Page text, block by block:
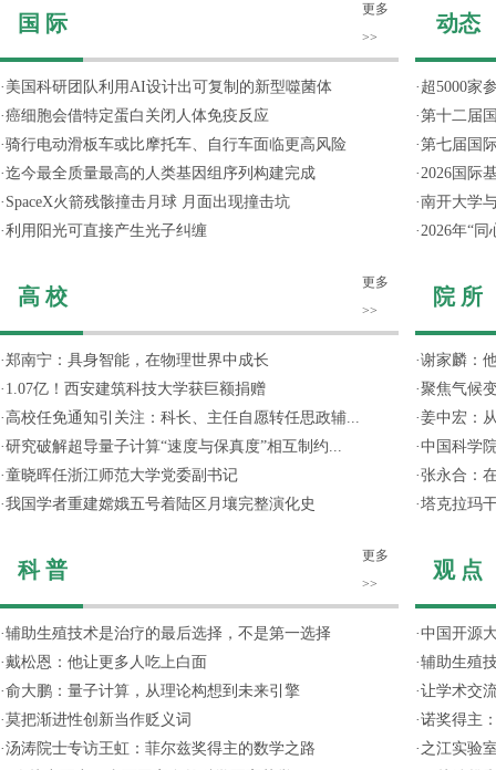
国 际
更多
>>
· 美国科研团队利用AI设计出可复制的新型噬菌体
·癌细胞会借特定蛋白关闭人体免疫反应
·骑行电动滑板车或比摩托车、自行车面临更高风险
·迄今最全质量最高的人类基因组序列构建完成
· SpaceX火箭残骸撞击月球 月面出现撞击坑
·利用阳光可直接产生光子纠缠
高 校
更多
>>
·郑南宁：具身智能，在物理世界中成长
· 1.07亿！西安建筑科技大学获巨额捐赠
· 高校任免通知引关注：科长、主任自愿转任思政辅...
·研究破解超导量子计算“速度与保真度”相互制约...
·童晓晖任浙江师范大学党委副书记
·我国学者重建嫦娥五号着陆区月壤完整演化史
科 普
更多
>>
·辅助生殖技术是治疗的最后选择，不是第一选择
·戴松恩：他让更多人吃上白面
·俞大鹏：量子计算，从理论构想到未来引擎
·莫把渐进性创新当作贬义词
·汤涛院士专访王虹：菲尔兹奖得主的数学之路
动态
· 超5000家
·第十二届
·第七届国
·2026国际
·南开大学
·2026年“
院 所
·谢家麟：
·聚焦气候
·姜中宏：
·中国科学
·张永合：
·塔克拉玛
观 点
·中国开源
·辅助生殖
·让学术交
·诺奖得主
· 之江实验